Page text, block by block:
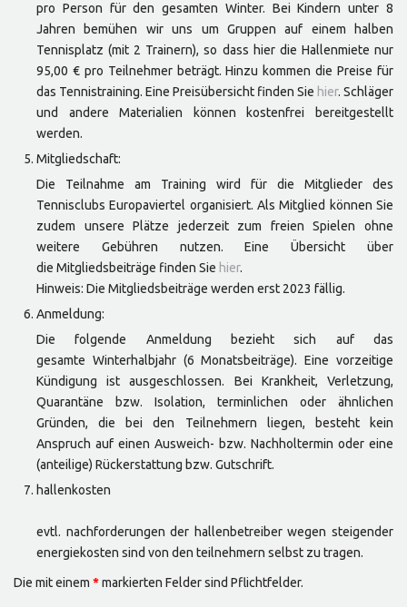
pro Person für den gesamten Winter. Bei Kindern unter 8
Jahren bemühen wir uns um Gruppen auf einem halben
Tennisplatz (mit 2 Trainern), so dass hier die Hallenmiete nur
95,00 € pro Teilnehmer beträgt. Hinzu kommen die Preise für
das Tennistraining. Eine Preisübersicht finden Sie hier. Schläger
und andere Materialien können kostenfrei bereitgestellt
werden.
Mitgliedschaft:
Die Teilnahme am Training wird für die Mitglieder des
Tennisclubs Europaviertel organisiert. Als Mitglied können Sie
zudem unsere Plätze jederzeit zum freien Spielen ohne
weitere Gebühren nutzen. Eine Übersicht über
die Mitgliedsbeiträge finden Sie hier.
Hinweis: Die Mitgliedsbeiträge werden erst 2023 fällig.
Anmeldung:
Die folgende Anmeldung bezieht sich auf das
gesamte Winterhalbjahr (6 Monatsbeiträge). Eine vorzeitige
Kündigung ist ausgeschlossen. Bei Krankheit, Verletzung,
Quarantäne bzw. Isolation, terminlichen oder ähnlichen
Gründen, die bei den Teilnehmern liegen, besteht kein
Anspruch auf einen Ausweich- bzw. Nachholtermin oder eine
(anteilige) Rückerstattung bzw. Gutschrift.
hallenkosten
evtl. nachforderungen der hallenbetreiber wegen steigender
energiekosten sind von den teilnehmern selbst zu tragen.
Die mit einem *markierten Felder sind Pflichtfelder.